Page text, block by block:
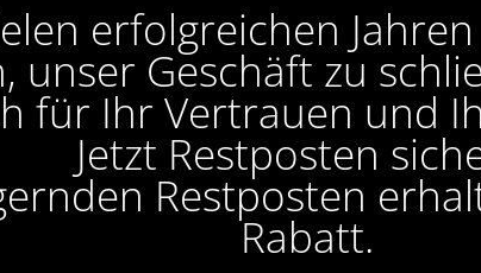
erfolgreichen
unser Geschäft zu
für Ihr Vertrauen und
Jetzt Restposten
Restposten
Rabatt.